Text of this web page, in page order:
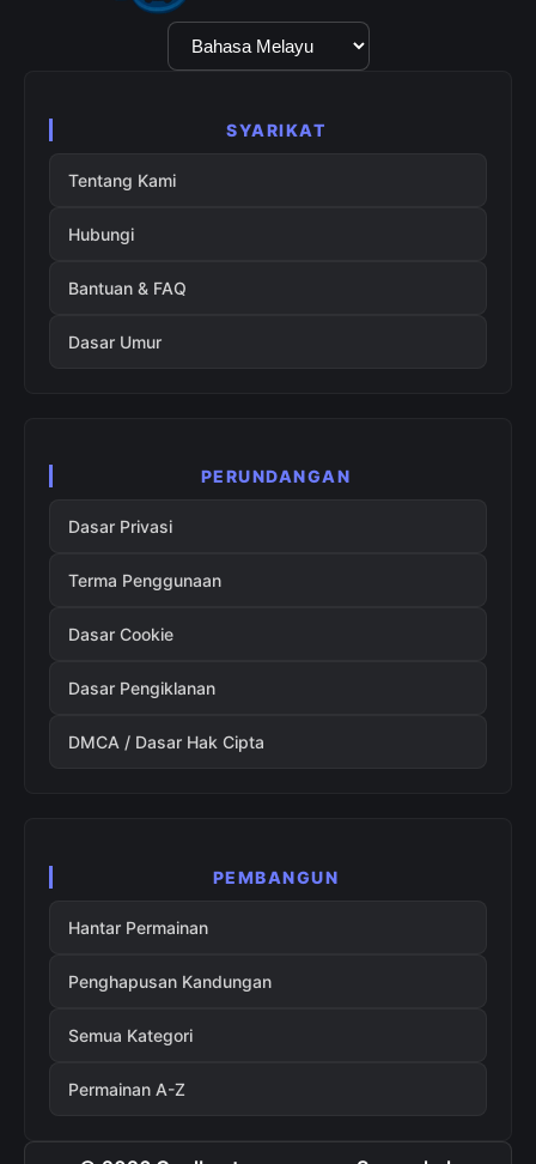
Pilihan
Bahasa
SYARIKAT
Tentang Kami
Hubungi
Bantuan & FAQ
Dasar Umur
PERUNDANGAN
Dasar Privasi
Terma Penggunaan
Dasar Cookie
Dasar Pengiklanan
DMCA / Dasar Hak Cipta
PEMBANGUN
Hantar Permainan
Penghapusan Kandungan
Semua Kategori
Permainan A-Z